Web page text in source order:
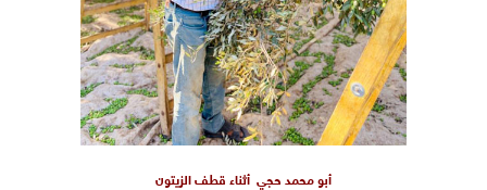
أبو محمد حجي أثناء قطف الزيتون